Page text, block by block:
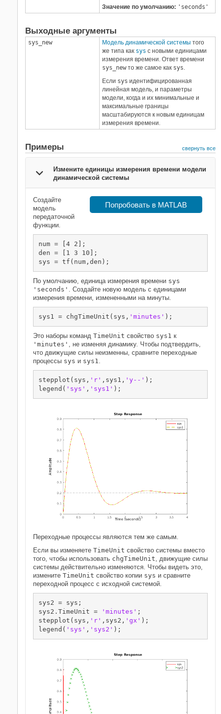
Значение по умолчанию: 'seconds'
Выходные аргументы
sys_new Модель динамической системы того
же типа как sys с новыми единицами
измерения времени. Ответ времени
sys_new то же самое как sys.
Если sys идентифицированная
линейная модель, и параметры
модели, когда и их минимальные и
максимальные границы
масштабируются к новым единицам
измерения времени.
Примеры свернуть все
Измените единицы измерения времени модели
динамической системы
Попробовать в MATLAB
Создайте
модель
передаточной
функции.
num = [4 2];
den = [1 3 10];
sys = tf(num,den);
По умолчанию, единица измерения времени sys
'seconds' . Создайте новую модель с единицами
измерения времени, измененными на минуты.
sys1 = chgTimeUnit(sys, 'minutes' );
Это наборы команд TimeUnit свойство sys1 к
'minutes' , не изменяя динамику. Чтобы подтвердить,
что движущие силы неизменны, сравните переходные
процессы sys и sys1.
stepplot(sys, 'r' ,sys1, 'y--' );
legend( 'sys' , 'sys1' );
Переходные процессы являются тем же самым.
Если вы изменяете TimeUnit свойство системы вместо
того, чтобы использовать chgTimeUnit , движущие силы
системы действительно изменяются. Чтобы видеть это,
измените TimeUnit свойство копии sys и сравните
переходной процесс с исходной системой.
sys2 = sys;
sys2.TimeUnit =
'minutes' ;
stepplot(sys, 'r' ,sys2, 'gx' );
legend( 'sys' , 'sys2' );